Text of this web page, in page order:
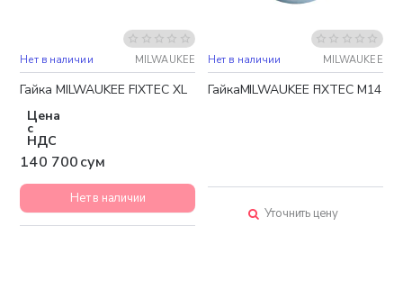
Нет в наличии MILWAUKEE
Гайка MILWAUKEE FIXTEC XL
Цена
с
НДС
140 700 сум
Нет в наличии
Нет в наличии MILWAUKEE
ГайкаMILWAUKEE FIXTEC M14
Уточнить цену